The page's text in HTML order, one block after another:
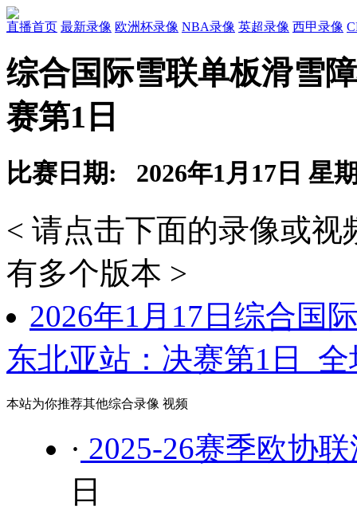
直播首页 最新录像 欧洲杯录像 NBA录像 英超录像 西甲录像
综合国际雪联单板滑雪
赛第1日
比赛日期: 2026年1月17日 星
< 请点击下面的录像或
有多个版本 >
2026年1月17日综合国
东北亚站：决赛第1日 全
本站为你推荐其他综合录像 视频
· 2025-26赛季欧协
日